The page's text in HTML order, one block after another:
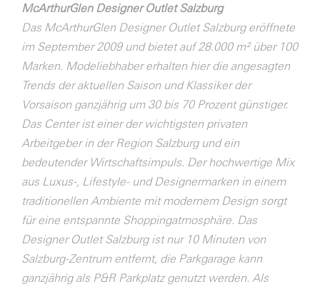
McArthurGlen Designer Outlet Salzburg
Das McArthurGlen Designer Outlet Salzburg eröffnete
im September 2009 und bietet auf 28.000 m² über 100
Marken. Modeliebhaber erhalten hier die angesagten
Trends der aktuellen Saison und Klassiker der
Vorsaison ganzjährig um 30 bis 70 Prozent günstiger.
Das Center ist einer der wichtigsten privaten
Arbeitgeber in der Region Salzburg und ein
bedeutender Wirtschaftsimpuls. Der hochwertige Mix
aus Luxus-, Lifestyle- und Designermarken in einem
traditionellen Ambiente mit modernem Design sorgt
für eine entspannte Shoppingatmosphäre. Das
Designer Outlet Salzburg ist nur 10 Minuten von
Salzburg-Zentrum entfernt, die Parkgarage kann
ganzjährig als P&R Parkplatz genutzt werden. Als